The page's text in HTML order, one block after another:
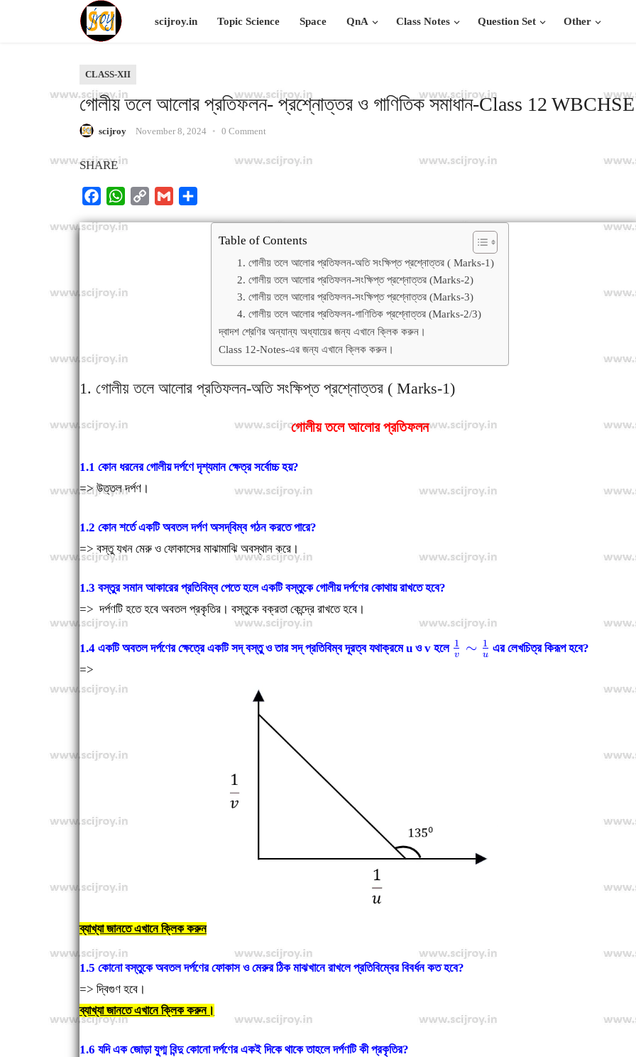
scijroy.in Topic Science Space QnA Class Notes Question Set Other
CLASS-XII
গোলীয় তলে আলোর প্রতিফলন- প্রশ্নোত্তর ও গাণিতিক সমাধান-Class 12 WBCHSE
scijroy November 8, 2024 • 0 Comment
SHARE
c
o
W
a
A
Table of Contents
1. গোলীয় তলে আলোর প্রতিফলন-অতি সংক্ষিপ্ত প্রশ্নোত্তর ( Marks-1)
2. গোলীয় তলে আলোর প্রতিফলন-সংক্ষিপ্ত প্রশ্নোত্তর (Marks-2)
3. গোলীয় তলে আলোর প্রতিফলন-সংক্ষিপ্ত প্রশ্নোত্তর (Marks-3)
4. গোলীয় তলে আলোর প্রতিফলন-গাণিতিক প্রশ্নোত্তর (Marks-2/3)
দ্বাদশ শ্রেণির অন্যান্য অধ্যায়ের জন্য এখানে ক্লিক করুন।
Class 12-Notes-এর জন্য এখানে ক্লিক করুন।
1. গোলীয় তলে আলোর প্রতিফলন-অতি সংক্ষিপ্ত প্রশ্নোত্তর ( Marks-1)
গোলীয় তলে আলোর প্রতিফলন
1.1 কোন ধরনের গোলীয় দর্পণে দৃশ্যমান ক্ষেত্র সর্বোচ্চ হয়?
=> উত্তল দর্পণ।
1.2 কোন শর্তে একটি অবতল দর্পণ অসদ্‌বিম্ব গঠন করতে পারে?
=> বস্তু যখন মেরু ও ফোকাসের মাঝামাঝি অবস্থান করে।
1.3 বস্তুর সমান আকারের প্রতিবিম্ব পেতে হলে একটি বস্তুকে গোলীয় দর্পণের কোথায় রাখতে হবে?
=> দর্পণটি হতে হবে অবতল প্রকৃতির। বস্তুকে বক্রতা কেন্দ্রে রাখতে হবে।
1.4 একটি অবতল দর্পণের ক্ষেত্রে একটি সদ্‌ বস্তু ও তার সদ্‌ প্রতিবিম্ব দূরত্ব যথাক্রমে u ও v হলে \frac{1}
{v}\sim
v
1 ∼ u
1 এর লেখচিত্র কিরূপ হবে?
=>
ব্যাখ্যা জানতে এখানে ক্লিক করুন
1.5 কোনো বস্তুকে অবতল দর্পণের ফোকাস ও মেরুর ঠিক মাঝখানে রাখলে প্রতিবিম্বের বিবর্ধন কত হবে?
=> দ্বিগুণ হবে।
ব্যাখ্যা জানতে এখানে ক্লিক করুন।
1.6 যদি এক জোড়া যুগ্ম বিন্দু কোনো দর্পণের একই দিকে থাকে তাহলে দর্পণটি কী প্রকৃতির?